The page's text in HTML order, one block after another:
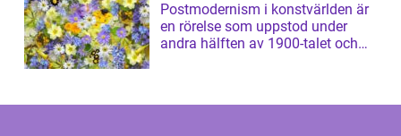
Postmodernism i konstvärlden är
en rörelse som uppstod under
andra hälften av 1900-talet och